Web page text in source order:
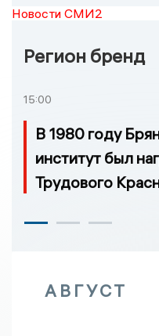
Новости СМИ2
Регион бренд
15:00
В 1980 году
институт был
Трудового
АВГУСТ